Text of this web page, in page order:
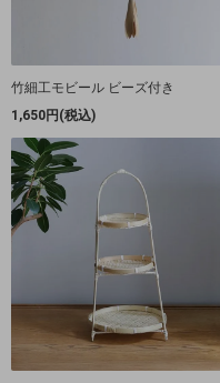
竹細工モビール ビーズ付き
1,650円(税込)